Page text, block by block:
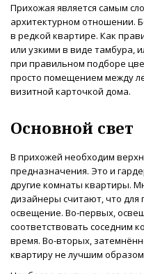
Прихожая является самым
архитектурном отношении.
в редкой квартире. Как
или узкими в виде тамбура,
при правильном подборе
просто помещением между
визитной карточкой дома.
Основной свет
В прихожей необходим
предназначения. Это и
другие комнаты квартиры.
дизайнеры считают, что
освещение. Во-первых,
соответствовать соседним
время. Во-вторых,
квартиру не лучшим